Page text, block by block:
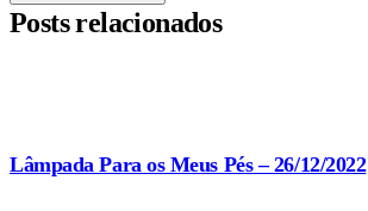
Posts relacionados
Lâmpada Para os Meus Pés – 26/12/2022